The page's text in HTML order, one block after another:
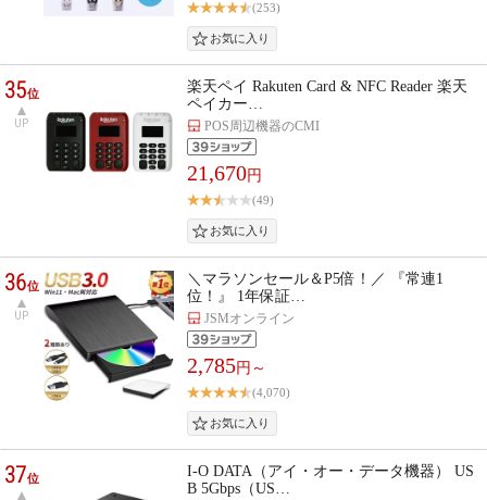
(253)
35位
UP
楽天ペイ Rakuten Card & NFC Reader 楽天
ペイカー…
POS周辺機器のCMI
21,670円
(49)
36位
UP
＼マラソンセール＆P5倍！／ 『常連1
位！』 1年保証…
JSMオンライン
2,785円～
(4,070)
37位
I-O DATA（アイ・オー・データ機器） US
B 5Gbps（US…